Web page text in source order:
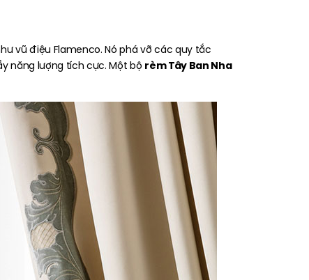
vũ điệu Flamenco. Nó phá vỡ các quy tắc
năng lượng tích cực. Một bộ rèm Tây Ban Nha